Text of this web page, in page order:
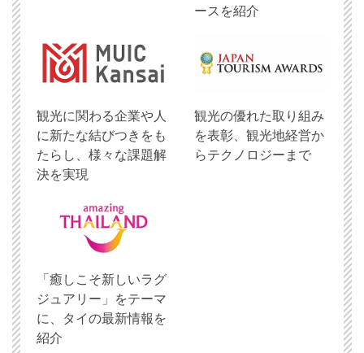
ースを紹介
観光に関わる企業や人
に新たな結びつきをも
たらし、様々な課題解
決を実現
観光の優れた取り組み
を表彰、観光地経営か
らテクノロジーまで
「癒しこそ新しいラグ
ジュアリー」をテーマ
に、タイの最新情報を
紹介